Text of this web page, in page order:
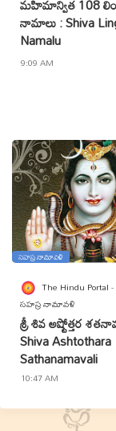
నామాలు : Shiva
Namalu
9:09 AM
సహస్ర నామావళి
The Hindu Portal
సహస్ర నామావళి
శ్రీ శివ అష్టోత్తర
Shiva Ashtothara
Sathanamavali
10:47 AM